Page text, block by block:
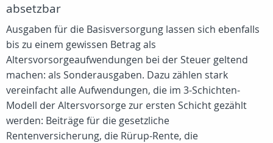
absetzbar
Ausgaben für die Basisversorgung lassen sich ebenfalls
bis zu einem gewissen Betrag als
Altersvorsorgeaufwendungen bei der Steuer geltend
machen: als Sonderausgaben. Dazu zählen stark
vereinfacht alle Aufwendungen, die im 3-Schichten-
Modell der Altersvorsorge zur ersten Schicht gezählt
werden: Beiträge für die gesetzliche
Rentenversicherung, die Rürup-Rente, die